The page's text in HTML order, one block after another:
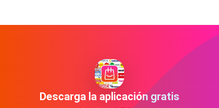
Descarga la aplicación gratis